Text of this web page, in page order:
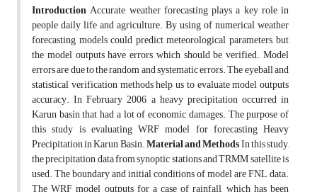
IntroductionAccurate weather forecasting plays a key role in
people daily life and agriculture. By using of numerical weather
forecasting models could predict meteorological parameters, but
the model outputs have errors which should be verified. Model
errors are due to the random and systematic errors. The eyeball and
statistical verification methods help us to evaluate model outputs
accuracy. In February 2006, a heavy precipitation occurred in
Karun basin that had a lot of economic damages. The purpose of
this study is evaluating WRF model for forecasting Heavy
Precipitation in Karun Basin.Material and MethodsIn this study,
the precipitation data from synoptic stations and TRMM satellite is
used. The boundary and initial conditions of model are FNL data.